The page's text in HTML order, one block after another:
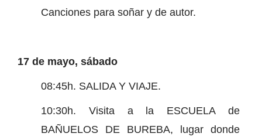
Canciones para soñar y de autor.
17 de mayo, sábado
08:45h. SALIDA Y VIAJE.
10:30h. Visita a la ESCUELA de
BAÑUELOS DE BUREBA, lugar donde